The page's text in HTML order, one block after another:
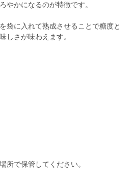
やかになるのが特徴です。
袋に入れて熟成させることで糖度と
しさが味わえます。
所で保管してください。